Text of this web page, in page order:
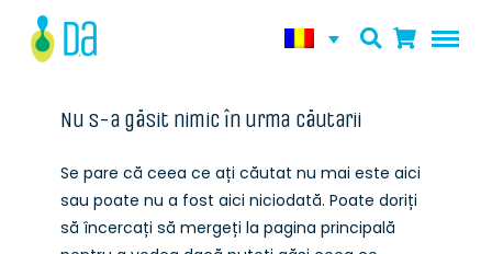
Nu s-a găsit nimic în urma căutarii
Se pare că ceea ce ați căutat nu mai este aici
sau poate nu a fost aici niciodată. Poate doriți
să încercați să mergeți la pagina principală